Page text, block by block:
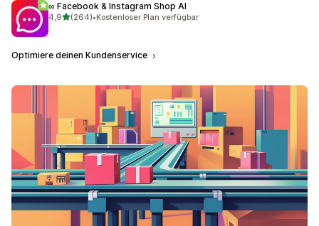
∞ Facebook & Instagram Shop AI
4,9von 5 Sternen
(264)
264 Rezensionen insgesamt
•Kostenloser Plan verfügbar
Optimiere deinen Kundenservice